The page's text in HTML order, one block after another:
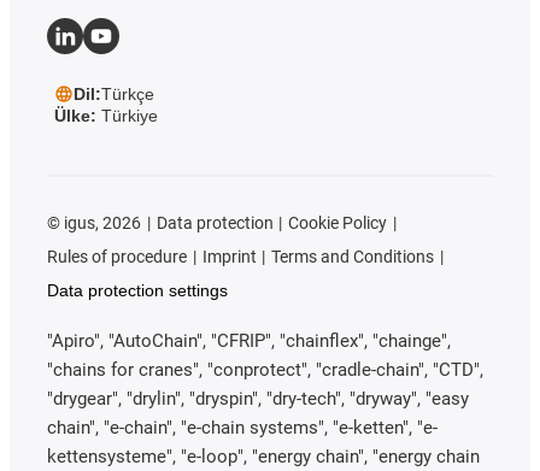
Dil:Türkçe
Ülke: Türkiye
© igus, 2026 Data protection
Cookie Policy
Rules of procedure
Imprint
Terms and Conditions
Data protection settings
"Apiro", "AutoChain", "CFRIP", "chainflex", "chainge",
"chains for cranes", "conprotect", "cradle-chain", "CTD",
"drygear", "drylin", "dryspin", "dry-tech", "dryway", "easy
chain", "e-chain", "e-chain systems", "e-ketten", "e-
kettensysteme", "e-loop", "energy chain", "energy chain